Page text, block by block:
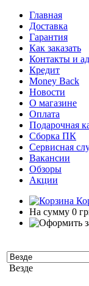
Главная
Доставка
Гарантия
Как заказать
Контакты и
Кредит
Money Back
Новости
О магазине
Оплата
Подарочная
Сборка ПК
Сервисная
Вакансии
Обзоры
Акции
На сумму 0
Везде